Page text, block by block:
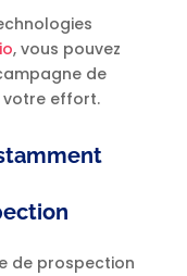
, vous pouvez
de
votre effort.
de prospection